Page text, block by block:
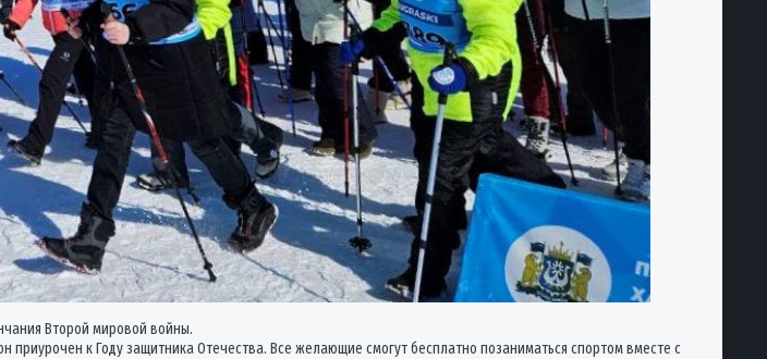
Второй мировой войны.
к Году защитника Отечества. Все желающие смогут бесплатно позаниматься спортом вместе с